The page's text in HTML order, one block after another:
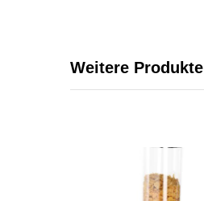
Weitere Produkte